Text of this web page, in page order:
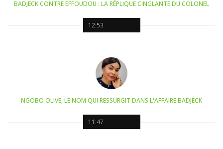
12:53
BADJECK CONTRE EFFOUDOU : LA RÉPLIQUE CINGLANTE DU COLONEL
11:47
NGOBO OLIVE, LE NOM QUI RESSURGIT DANS L'AFFAIRE BADJECK